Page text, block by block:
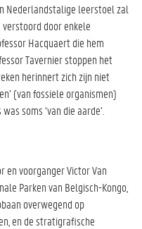
Nederlandstalige leerstoel zal
door enkele
Hacquaert die hem
Tavernier stoppen het
herinnert zich zijn niet
(van fossiele organismen)
soms ‘van die aarde’.
en voorganger Victor Van
Parken van Belgisch-Kongo,
overwegend op
en de stratigrafische